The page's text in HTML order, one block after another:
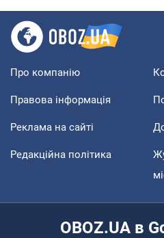
Про компанію
Правова інформація
Реклама на сайті
Редакційна політика
OBOZ.UA в